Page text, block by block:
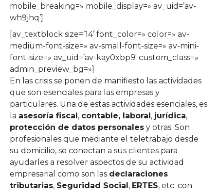
mobile_breaking=» mobile_display=» av_uid=’av-
wh9jhq’]
[av_textblock size=’14’ font_color=» color=» av-
medium-font-size=» av-small-font-size=» av-mini-
font-size=» av_uid=’av-kay0xbp9′ custom_class=»
admin_preview_bg=»]
En las crisis se ponen de manifiesto las actividades
que son esenciales para las empresas y
particulares. Una de estas actividades esenciales, es
la asesoría fiscal, contable, laboral, jurídica,
protección de datos personales y otras. Son
profesionales que mediante el teletrabajo desde
su domicilio, se conectan a sus clientes para
ayudarles a resolver aspectos de su actividad
empresarial como son las declaraciones
tributarias, Seguridad Social, ERTES, etc. con